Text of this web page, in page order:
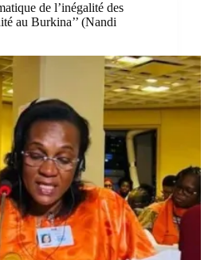
de l’inégalité des
au Burkina’’ (Nandi